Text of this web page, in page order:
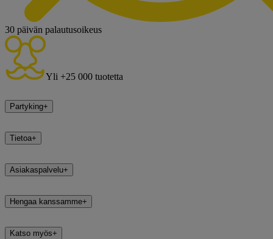
30 päivän palautusoikeus
Yli +25 000 tuotetta
Partyking+
Tietoa+
Asiakaspalvelu+
Hengaa kanssamme+
Katso myös+